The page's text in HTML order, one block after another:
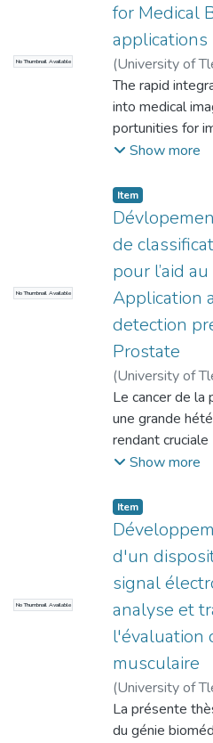
No Thumbnail Available
for Medical
applications
(University of
Mokhtari,Aicha
The rapid
into medical
portunities for
diagnosis and
medical
photography is
the
uniqueness,
of the retinal
ages
discriminative
clinically
biomarkers
systemic
studies typically
address
pathology
limiting the
This thesis
framework for
processing in
ical biometric
learning,
optimiza
tion, and
authentication
including
advanced
U-Net vessel
Show more
No Thumbnail Available
Item
de
pour l’aid
Application
detection
Prostate
(University of
Mohammed
Le cancer de
une grande
rendant cruciale
la distinction
surveillance
active, et les
nécessitant un
résonance
(IRMmp),
est la
référence
subjectivité du
lésions,
entraînant une
une faible
Show more
No Thumbnail Available
Item
d'un
signal
analyse et
l'évaluation
musculaire
(University of
Ahmed Ali
La présente
du génie